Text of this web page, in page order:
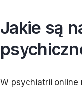
Jakie są
W psychiatrii online